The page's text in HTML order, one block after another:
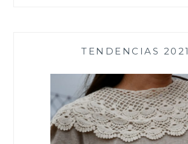
TENDENCIAS 2021